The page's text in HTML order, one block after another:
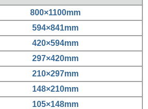
800×1100mm
594×841mm
420×594mm
297×420mm
210×297mm
148×210mm
105×148mm